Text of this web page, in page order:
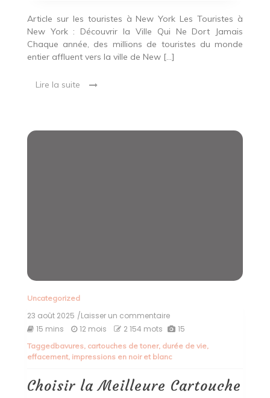
Article sur les touristes à New York Les Touristes à
New York : Découvrir la Ville Qui Ne Dort Jamais
Chaque année, des millions de touristes du monde
entier affluent vers la ville de New […]
Lire la suite
Uncategorized
23 août 2025 /Laisser un commentaireon
Choisir
Meilleure
Cartouche
Toner
pour
15 mins 12 mois 2 154 mots 15
Taggedbavures, cartouches de toner, durée de vie,
effacement, impressions en noir et blanc
Choisir la Meilleure Cartouche